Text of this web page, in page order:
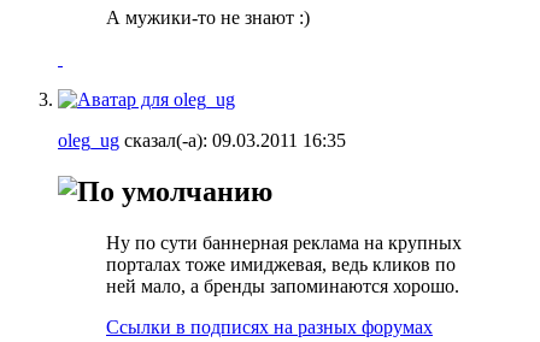
А мужики-то не знают :)
oleg_ug сказал(-а): 09.03.2011 16:35
Ну по сути баннерная реклама на крупных
порталах тоже имиджевая, ведь кликов по
ней мало, а бренды запоминаются хорошо.
Ссылки в подписях на разных форумах